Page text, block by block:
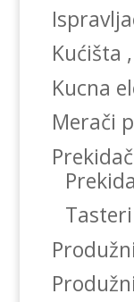
Kućišta
Kucna
Merači
Tasteri